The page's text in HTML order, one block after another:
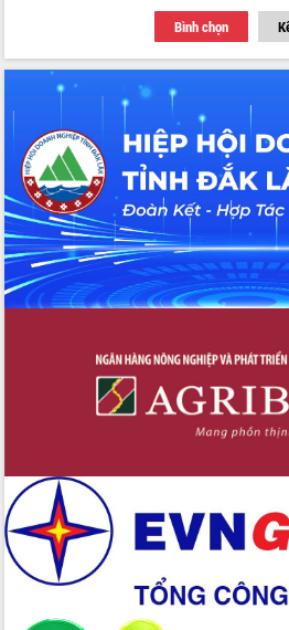
với Tập đoàn Bưu chính Viễn thông
Thứ trưởng Bộ Y tế làm việc với tỉnh
Đắk Lắk về phát triển nhân lực y tế
cho trạm y tế cấp xã
Du lịch Đắk Lắk nâng tầm trải nghiệm
du khách thông qua Hệ thống cơ sở dữ
liệu và Bản đồ số
Tập huấn ứng dụng trí tuệ nhân tạo (AI)
trong thương mại điện tử năm 2026
Đoàn đại biểu Quốc hội tỉnh Đắk Lắk
trao đổi thông tin trước Kỳ họp thứ
nhất, Quốc hội khóa XVI
thông nguồn lực phát triển
Nâng cao hiệu lực, hiệu quả HĐND
tỉnh thông qua hiện đại hóa hành chính
Xã Ea Phê gắn cải cách hành chính với
Phó Chủ tịch Thường trực UBND tỉnh
Hồ Thị Nguyên Thảo làm việc tại Trung
tâm Phục vụ hành chính công xã Ea
Phê
Xây dựng nền hành chính số đồng
hành cùng nông dân dân, doanh nghiệp
Giai đoạn 2026-2030, Đắk Lắk phấn
Bình chọn